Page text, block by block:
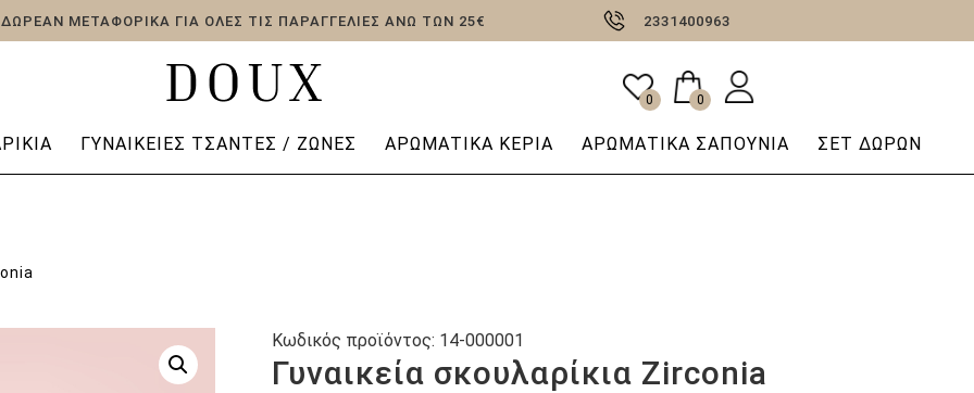
ΔΩΡΕΑΝ ΜΕΤΑΦΟΡΙΚΑ ΓΙΑ ΟΛΕΣ ΤΙΣ ΠΑΡΑΓΓΕΛΙΕΣ ΑΝΩ ΤΩΝ 25€ 2331400963
0 0
ΓΥΝΑΙΚΕΊΕΣ ΤΣΆΝΤΕΣ / ΖΏΝΕΣ ΑΡΩΜΑΤΙΚΆ ΚΕΡΙΆ AΡΩΜΑΤΙΚΆ ΣΑΠΟΎΝΙΑ ΣΕΤ ΔΩΡΩΝ
Γυναικεία σκουλαρίκια Zirconia
Κωδικός προϊόντος: 14-000001